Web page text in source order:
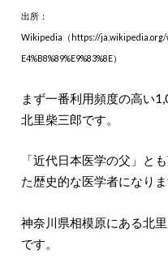
出所：
Wikipedia（https://ja.wikipedia.org/
E4%B8%89%E9%83%8E）
まず一番利用頻度の高い
北里柴三郎です。
「近代日本医学の父」と
た歴史的な医学者になりま
神奈川県相模原にある北
です。